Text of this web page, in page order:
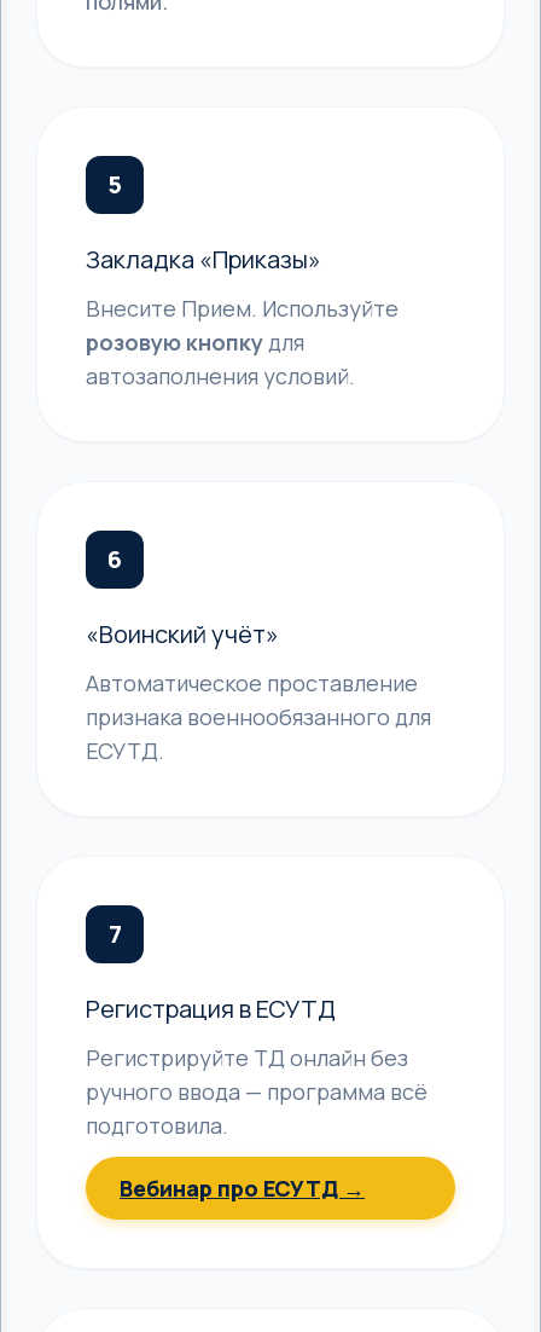
5
Закладка «Приказы»
Внесите Прием. Используйте
розовую кнопкудля
автозаполнения условий.
6
«Воинский учёт»
Автоматическое проставление
признака военнообязанного для
ЕСУТД.
7
Регистрация в ЕСУТД
Регистрируйте ТД онлайн без
ручного ввода — программа всё
подготовила.
Вебинар про ЕСУТД →